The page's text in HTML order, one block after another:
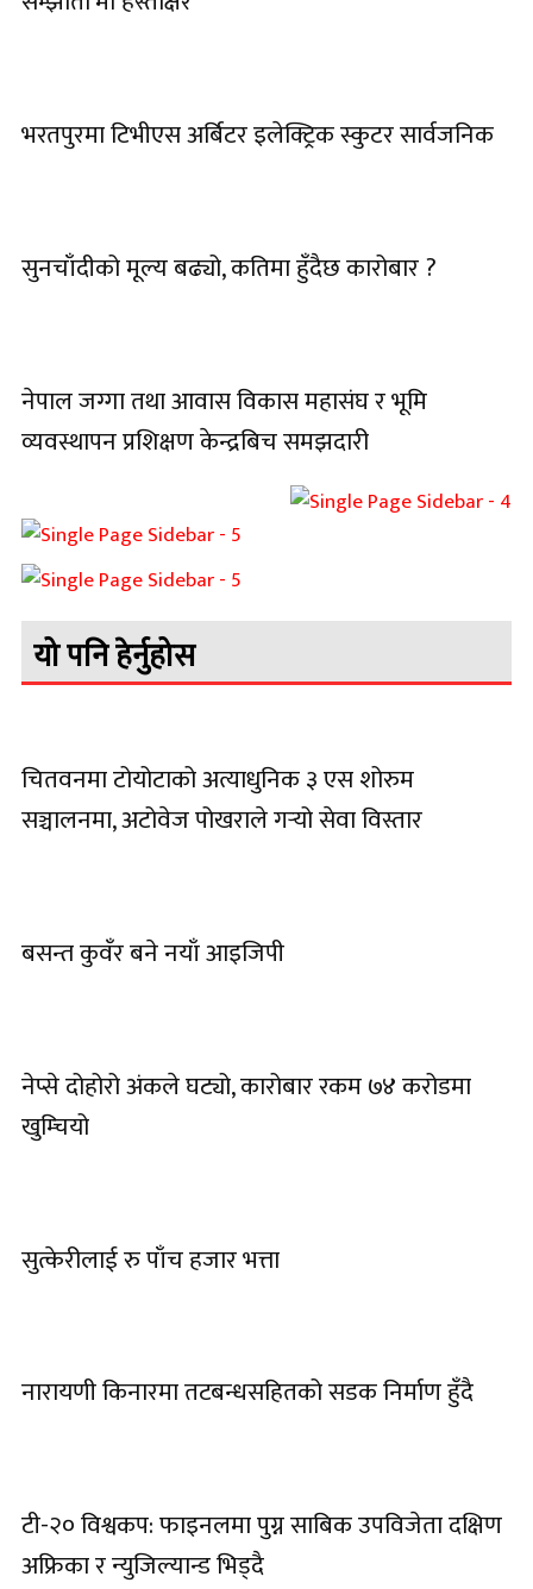
भरतपुरमा टिभीएस अर्बिटर इलेक्ट्रिक स्कुटर सार्वजनिक
सुनचाँदीको मूल्य बढ्यो, कतिमा हुँदैछ कारोबार ?
नेपाल जग्गा तथा आवास विकास महासंघ र भूमि
व्यवस्थापन प्रशिक्षण केन्द्रबिच समझदारी
यो पनि हेर्नुहोस
चितवनमा टोयोटाको अत्याधुनिक ३ एस शोरुम
सञ्चालनमा, अटोवेज पोखराले गर्‍यो सेवा विस्तार
बसन्त कुवँर बने नयाँ आइजिपी
नेप्से दोहोरो अंकले घट्यो, कारोबार रकम ७४ करोडमा
खुम्चियो
सुत्केरीलाई रु पाँच हजार भत्ता
नारायणी किनारमा तटबन्धसहितको सडक निर्माण हुँदै
टी-२० विश्वकप: फाइनलमा पुग्न साबिक उपविजेता दक्षिण
अफ्रिका र न्युजिल्यान्ड भिड्दै